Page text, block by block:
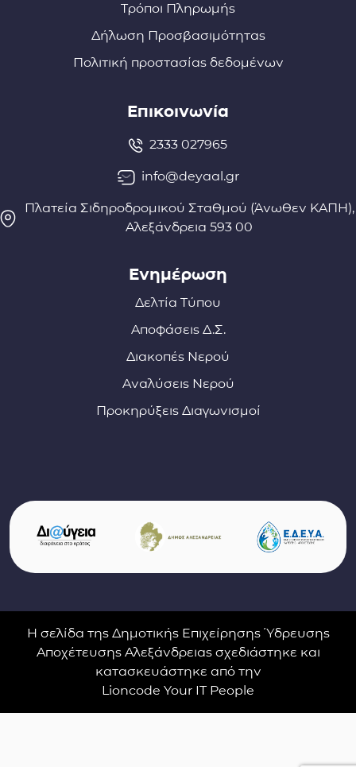
Τρόποι Πληρωμής
Δήλωση Προσβασιμότητας
Πολιτική προστασίας δεδομένων
Επικοινωνία
2333 027965
info@deyaal.gr
Πλατεία Σιδηροδρομικού Σταθμού (Άνωθεν ΚΑΠΗ),
Αλεξάνδρεια 593 00
Ενημέρωση
Δελτία Τύπου
Αποφάσεις Δ.Σ.
Διακοπές Νερού
Αναλύσεις Νερού
Προκηρύξεις Διαγωνισμοί
Σύνδεσμοι φορέων και συνεργατών
(ανοίγει σε νέο παράθυρο)
(ανοίγει σε νέο
Η σελίδα της Δημοτικής Επιχείρησης Ύδρευσης
Αποχέτευσης Αλεξάνδρειας σχεδιάστηκε και
κατασκευάστηκε από την
Lioncode Your IT People